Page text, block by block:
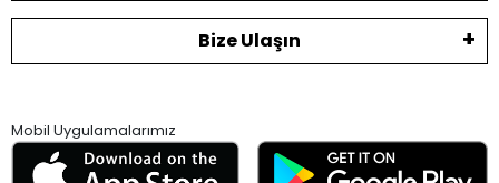
Bize Ulaşın
Mobil Uygulamalarımız